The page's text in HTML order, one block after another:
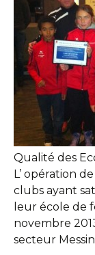
Qualité des
L’ opération
clubs ayant
leur école de
novembre
secteur